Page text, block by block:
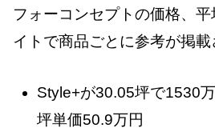
フォーコンセプトの価格、
イトで商品ごとに参考が掲載
Style+が30.05坪で1530
坪単価50.9万円